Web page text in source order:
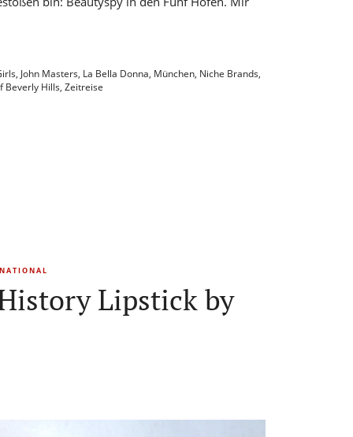
, John Masters, La Bella Donna, München, Niche Brands,
Beverly Hills, Zeitreise
Lipstick by